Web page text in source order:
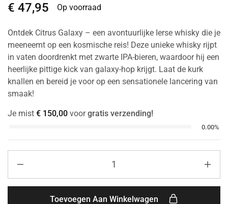
€ 47,95 Op voorraad
Ontdek Citrus Galaxy – een avontuurlijke Ierse whisky die je
meeneemt op een kosmische reis! Deze unieke whisky rijpt
in vaten doordrenkt met zwarte IPA-bieren, waardoor hij een
heerlijke pittige kick van galaxy-hop krijgt. Laat de kurk
knallen en bereid je voor op een sensationele lancering van
smaak!
Je mist € 150,00 voorgratis verzending!
0.00%
Toevoegen Aan Winkelwagen